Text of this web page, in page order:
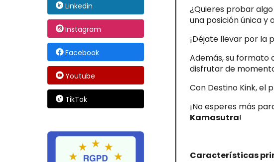
Linkedin
Instagram
Facebook
Youtube
TikTok
¿Quieres probar
una posición única y
¡Déjate llevar por la
Además, su formato
disfrutar de
Con Destino Kink, el
¡No esperes más
Kamasutra!
Características